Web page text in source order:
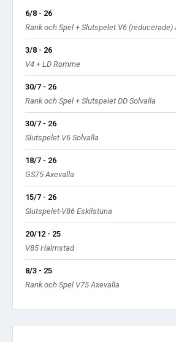
6/8 - 26
Rank och Spel + Slutspelet V6 (reducerade)
3/8 - 26
V4 + LD Romme
30/7 - 26
Rank och Spel + Slutspelet DD Solvalla
30/7 - 26
Slutspelet V6 Solvalla
18/7 - 26
GS75 Axevalla
15/7 - 26
Slutspelet-V86 Eskilstuna
20/12 - 25
V85 Halmstad
8/3 - 25
Rank och Spel V75 Axevalla